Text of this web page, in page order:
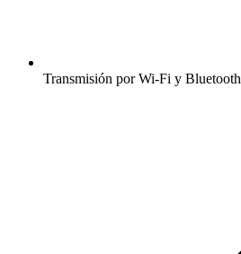
Transmisión por Wi-Fi y Bluetooth